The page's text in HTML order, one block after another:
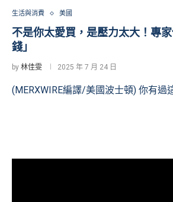
生活與消費 美國
不是你太愛買，是壓力太大！專
錢」
by 林佳雯 2025 年 7 月 24 日
(MERXWIRE編譯/美國波士頓) 你有過